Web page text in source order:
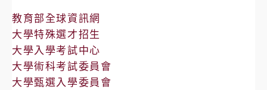
教育部全球資訊網
大學特殊選才招生
大學入學考試中心
大學術科考試委員會
大學甄選入學委員會